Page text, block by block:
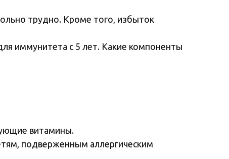
трудно. Кроме того, избыток
иммунитета с 5 лет. Какие компоненты
витамины.
подверженным аллергическим